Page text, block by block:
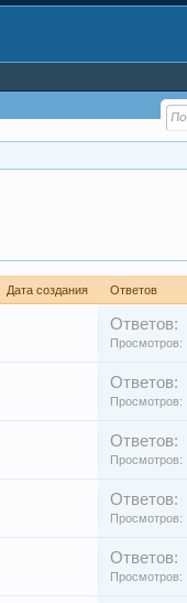
Дата создания Ответов
Ответов:
Просмотров:
Ответов:
Просмотров:
Ответов:
Просмотров:
Ответов:
Просмотров:
Ответов:
Просмотров: